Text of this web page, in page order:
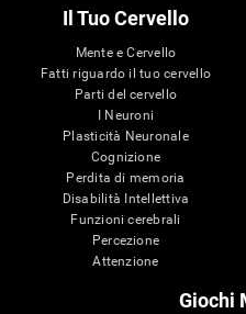
Il Tuo Cervello
Mente e Cervello
Fatti riguardo il tuo cervello
Parti del cervello
I Neuroni
Plasticità Neuronale
Cognizione
Perdita di memoria
Disabilità Intellettiva
Funzioni cerebrali
Percezione
Attenzione
Giochi